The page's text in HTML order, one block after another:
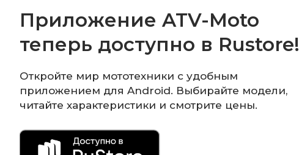
Приложение ATV-Moto
теперь доступно в Rustore!
Откройте мир мототехники с удобным
приложением для Android. Выбирайте модели,
читайте характеристики и смотрите цены.